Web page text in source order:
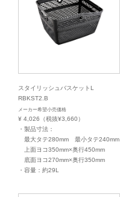
スタイリッシュバスケットL
RBKST2.B
メーカー希望小売価格
¥ 4,026（税抜¥3,660）
・製品寸法：
最大タテ280mm 最小タテ240mm
上面ヨコ350mm×奥行450mm
底面ヨコ270mm×奥行350mm
・容量：約29L